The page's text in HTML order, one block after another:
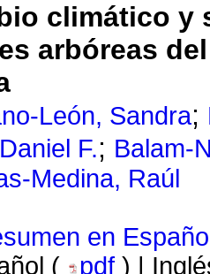
climático y
arbóreas
León, Sandra;
F.; Balam-
Medina, Raúl
en
( pdf ) |